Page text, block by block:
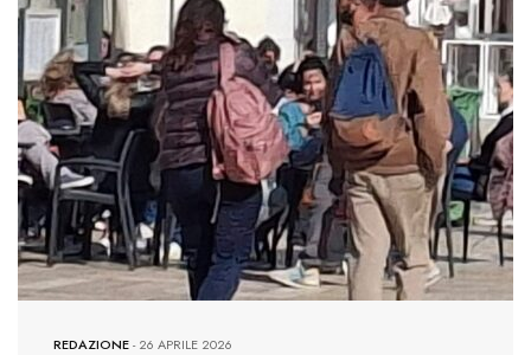
REDAZIONE-26 APRILE 2026